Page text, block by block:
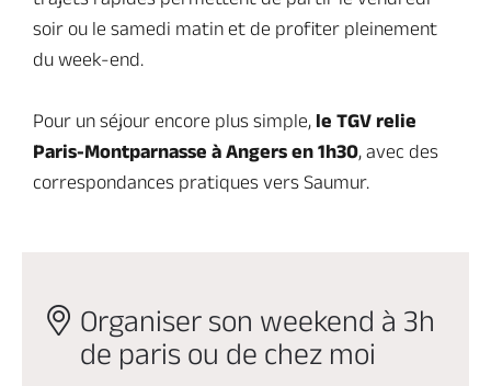
soir ou le samedi matin et de profiter pleinement
du week-end.
Pour un séjour encore plus simple, le TGV relie
Paris-Montparnasse à Angers en 1h30, avec des
correspondances pratiques vers Saumur.
Organiser son weekend à 3h
de paris ou de chez moi